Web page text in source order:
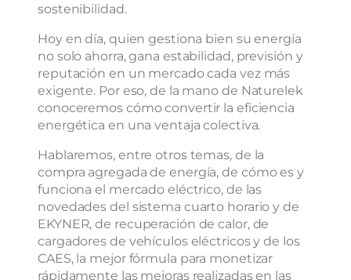
sostenibilidad.
Hoy en día, quien gestiona bien su energía
no solo ahorra, gana estabilidad, previsión y
reputación en un mercado cada vez más
exigente. Por eso, de la mano de Naturelek
conoceremos cómo convertir la eficiencia
energética en una ventaja colectiva.
Hablaremos, entre otros temas, de la
compra agregada de energía, de cómo es y
funciona el mercado eléctrico, de las
novedades del sistema cuarto horario y de
EKYNER, de recuperación de calor, de
cargadores de vehículos eléctricos y de los
CAES, la mejor fórmula para monetizar
rápidamente las mejoras realizadas en las